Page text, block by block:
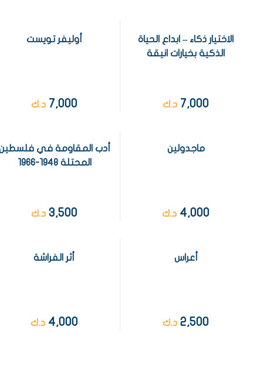
الاختيار ذكاء – ابداع الحياة
الذكية بخيارات انيقة
7,000 د.ك
أوليفر تويست
7,000 د.ك
ماجدولين
4,000 د.ك
أدب المقاومة في
المحتلة 1948-1966
3,500 د.ك
أعراس
2,500 د.ك
أثر الفراشة
4,000 د.ك